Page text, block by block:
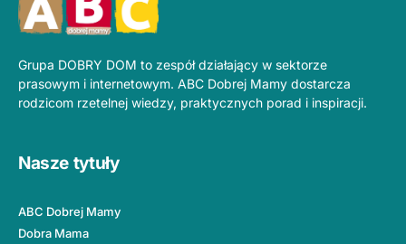
Grupa DOBRY DOM to zespół działający w sektorze
prasowym i internetowym. ABC Dobrej Mamy dostarcza
rodzicom rzetelnej wiedzy, praktycznych porad i inspiracji.
Nasze tytuły
ABC Dobrej Mamy
Dobra Mama